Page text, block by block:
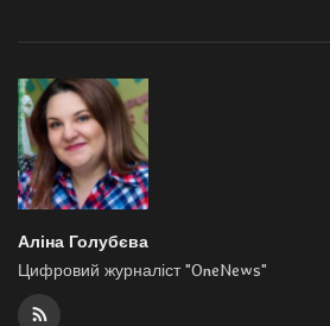
Аліна Голубєва
Цифровий журналіст "OneNews"